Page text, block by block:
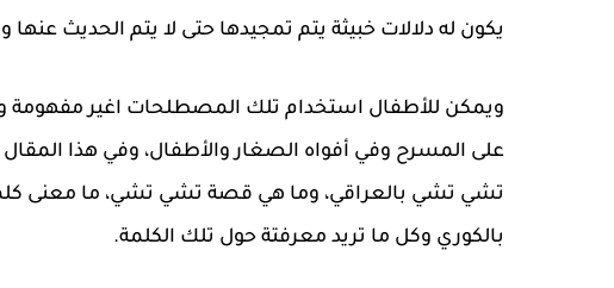
يكون له دلالات خبيثة يتم تمجيدها حتى لا يتم الحديث
ويمكن للأطفال استخدام تلك المصطلحات اغير مفهومة
على المسرح وفي أفواه الصغار والأطفال، وفي هذا
تشي تشي بالعراقي، وما هي قصة تشي تشي، ما معنى
بالكوري وكل ما تريد معرفتة حول تلك الكلمة.